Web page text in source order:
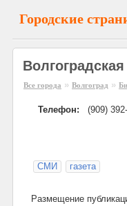
Городские
Все города » Волгоград »
Телефон: (909)
СМИ газета
Размещение